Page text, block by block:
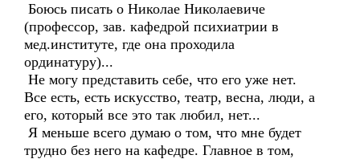
Боюсь писать о Николае Николаевиче
(профессор, зав. кафедрой психиатрии в
мед.институте, где она проходила
ординатуру)...
Не могу представить себе, что его уже нет.
Все есть, есть искусство, театр, весна, люди, а
его, который все это так любил, нет...
Я меньше всего думаю о том, что мне будет
трудно без него на кафедре. Главное в том,